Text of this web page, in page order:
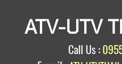
ATV-UTV
Call Us :